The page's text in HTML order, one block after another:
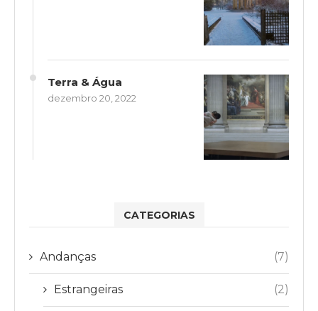
Terra & Água
dezembro 20, 2022
CATEGORIAS
Andanças (7)
Estrangeiras (2)